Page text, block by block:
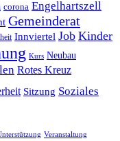
corona Engelhartszell
Gemeinderat
Innviertel Job Kinder
Kurs Neubau
Rotes Kreuz
Sitzung Soziales
Veranstaltung